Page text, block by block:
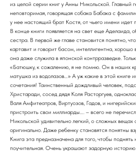
из целой серии книг у Анны Никольской. Главный
неповторимая, говорящая собака Бабака с
у нее настоящий брат Костя, от чьего имени идет
В конце книги появляется на свет еще Аделаида,
сестра. В первой же главе становится понятно,
картавит и говорит басом, интеллигентна,
она даже служила в японской контрразведке.
«Батюшку, к сожалению, я не помню. Он в наших
матушка из водолазов…» А уж какие в этой книге
сочетания! Таинственный дождливый человек,
Христаради, сосед дядя Коля Расторгуев,
Валя Амфитеатров, Виртуозов, Гадов, и
пристроить свои миллиарды…. – всего не
Никольской удивительно легкий, о сложных вещах
оригинально. Даже ребенку становятся понятны
Книга эта предназначена для того, чтобы
поучительная. Очень украшают задорную